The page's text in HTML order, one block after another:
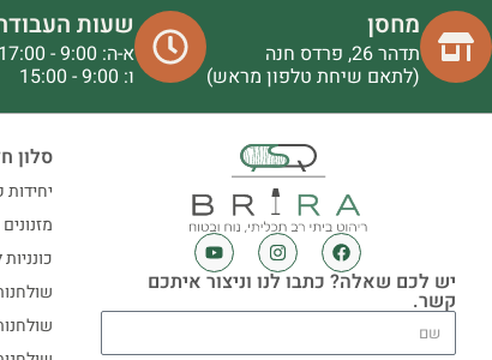
מחסן
תדהר 26, פרדס חנה
(לתאם שיחת טלפון מראש)
שעות
א-ה: 9:00 - 17:00
ו: 9:00 - 15:00
יש לכם שאלה? כתבו לנו וניצור איתכם
קשר.
סלון
יחידות